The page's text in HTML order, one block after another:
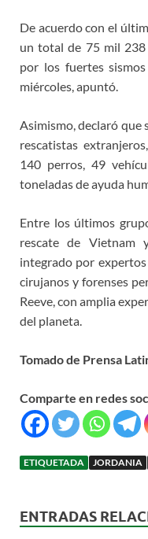
De acuerdo con el
un total de 75 mil 238
por los fuertes
miércoles, apuntó.
Asimismo, declaró que
rescatistas
140 perros, 49
toneladas de ayuda
Entre los últimos
rescate de Vietnam
integrado por
cirujanos y forenses
Reeve, con amplia
del planeta.
Tomado de Prensa
Comparte en redes
ETIQUETADA JORDANIA
ENTRADAS